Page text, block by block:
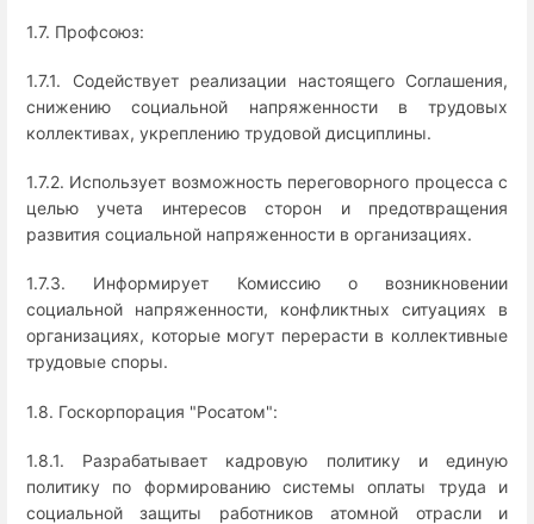
1.7. Профсоюз:
1.7.1. Содействует реализации настоящего Соглашения,
снижению социальной напряженности в трудовых
коллективах, укреплению трудовой дисциплины.
1.7.2. Использует возможность переговорного процесса с
целью учета интересов сторон и предотвращения
развития социальной напряженности в организациях.
1.7.3. Информирует Комиссию о возникновении
социальной напряженности, конфликтных ситуациях в
организациях, которые могут перерасти в коллективные
трудовые споры.
1.8. Госкорпорация "Росатом":
1.8.1. Разрабатывает кадровую политику и единую
политику по формированию системы оплаты труда и
социальной защиты работников атомной отрасли и